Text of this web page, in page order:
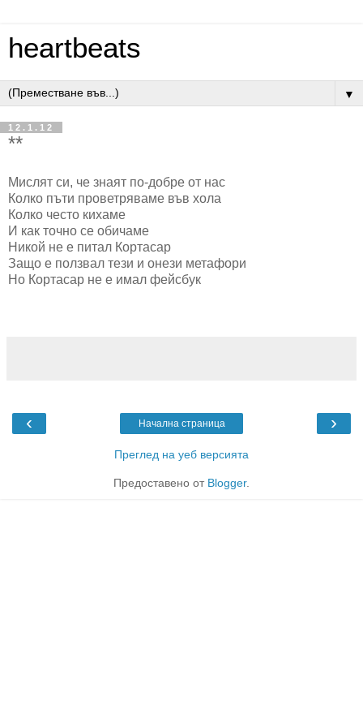
heartbeats
▼
12.1.12
**
Мислят си, че знаят по-добре от нас
Колко пъти проветряваме във хола
Колко често кихаме
И как точно се обичаме
Никой не е питал Кортасар
Защо е ползвал тези и онези метафори
Но Кортасар не е имал фейсбук
‹ ›
Начална страница
Преглед на уеб версията
Предоставено от Blogger.